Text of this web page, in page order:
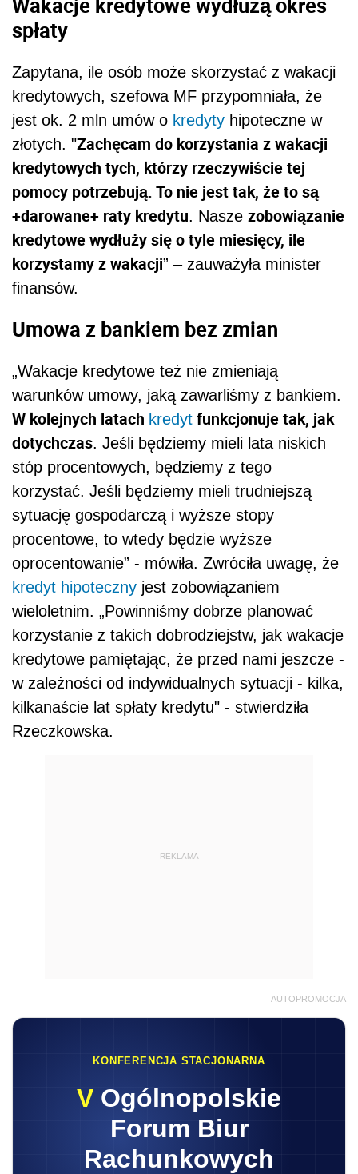
spłaty
Zapytana, ile osób może skorzystać z wakacji
kredytowych, szefowa MF przypomniała, że
jest ok. 2 mln umów o kredyty hipoteczne w
złotych. "Zachęcam do korzystania z wakacji
kredytowych tych, którzy rzeczywiście tej
pomocy potrzebują. To nie jest tak, że to są
+darowane+ raty kredytu. Nasze zobowiązanie
kredytowe wydłuży się o tyle miesięcy, ile
korzystamy z wakacji” – zauważyła minister
finansów.
Umowa z bankiem bez zmian
„Wakacje kredytowe też nie zmieniają
warunków umowy, jaką zawarliśmy z bankiem.
W kolejnych latach kredyt funkcjonuje tak, jak
dotychczas. Jeśli będziemy mieli lata niskich
stóp procentowych, będziemy z tego
korzystać. Jeśli będziemy mieli trudniejszą
sytuację gospodarczą i wyższe stopy
procentowe, to wtedy będzie wyższe
oprocentowanie” - mówiła. Zwróciła uwagę, że
kredyt hipoteczny jest zobowiązaniem
wieloletnim. „Powinniśmy dobrze planować
korzystanie z takich dobrodziejstw, jak wakacje
kredytowe pamiętając, że przed nami jeszcze -
w zależności od indywidualnych sytuacji - kilka,
kilkanaście lat spłaty kredytu" - stwierdziła
Rzeczkowska.
REKLAMA
AUTOPROMOCJA
KONFERENCJA STACJONARNA
V Ogólnopolskie
Forum Biur
Rachunkowych